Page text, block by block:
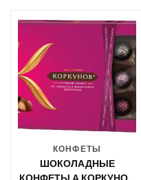
КОНФЕТЫ
ШОКОЛАДНЫЕ
КОНФЕТЫ А.КОРКУНОВ